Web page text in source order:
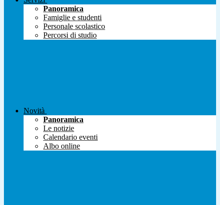
Panoramica
Famiglie e studenti
Personale scolastico
Percorsi di studio
Novità
Panoramica
Le notizie
Calendario eventi
Albo online